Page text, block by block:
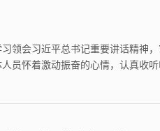
领会习近平总书记重要讲话精神
员怀着激动振奋的心情，认真收